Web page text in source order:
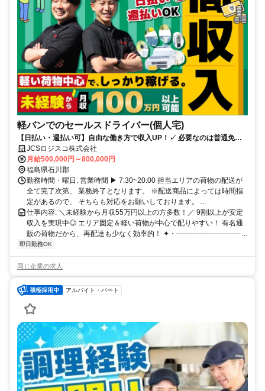
軽バンでのセールスドライバー(個人宅)
【日払い・週払い可】自由な働き方で収入UP！✓ 必要なのは普通免許
だけ！未経験から月収100万円オーバー多数 ◎高月収！社宅あり
JCSロジスコ株式会社
月給500,000円～800,000円
福島県石川郡
勤務時間・曜日: 営業時間 ▶ 7:30~20:00 担当エリアの荷物の配送が
全て完了次第、 業務終了となります。 ※配送商品によっては時間指
定があるので、 そちらも対応をお願いしております。 ...
仕事内容: ＼未経験から月収55万円以上の方多数！／ 9割以上が安定
収入を実現中◎ エリア固定＆軽い荷物が中心で配りやすい！ 有名通
販の荷物だから、再配達も少なく効率的！ ✦・┈┈┈┈┈┈┈┈┈ ...
即日勤務OK
同じ企業の求人
アルバイト・パート